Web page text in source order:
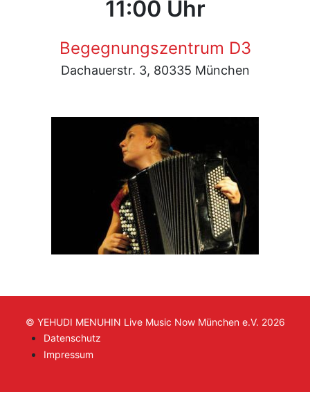
11:00 Uhr
Begegnungszentrum D3
Dachauerstr. 3, 80335 München
© YEHUDI MENUHIN Live Music Now München e.V. 2026
Datenschutz
Impressum